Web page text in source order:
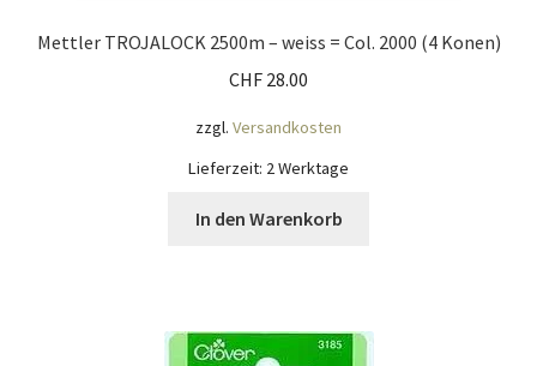
Mettler TROJALOCK 2500m – weiss = Col. 2000 (4 Konen)
CHF 28.00
zzgl. Versandkosten
Lieferzeit: 2 Werktage
In den Warenkorb